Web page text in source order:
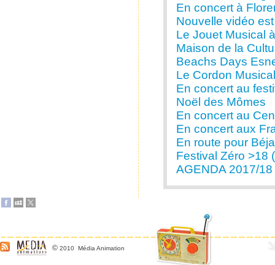
En concert à
Nouvelle vidéo
Le Jouet Musical
Maison de la
Beachs Days
Le Cordon
En concert au
Noël des Mômes
En concert au
En concert aux
En route pour
Festival Zéro >18
AGENDA 2017/18
© 2010 Média Animation